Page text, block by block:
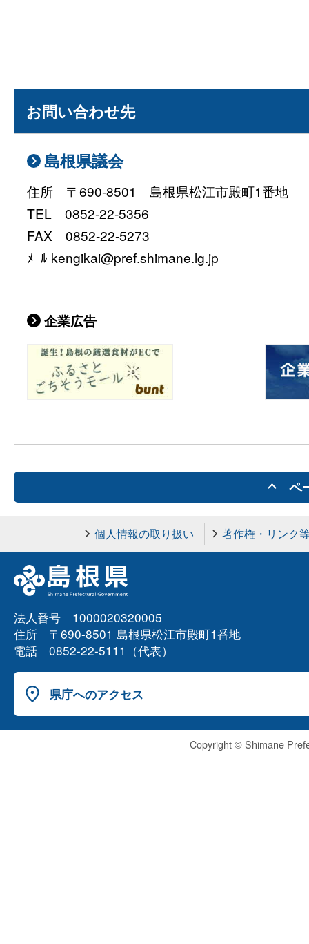
お問い合わせ先
島根県議会
住所 〒690-8501 島根県松江市殿町1番地
TEL 0852-22-5356
FAX 0852-22-5273
ﾒｰﾙ kengikai@pref.shimane.lg.jp
企業広告
ペ
個人情報の取り扱い 著作権・リンク
法人番号 1000020320005
住所 〒690-8501 島根県松江市殿町1番地
電話 0852-22-5111（代表）
県庁へのアクセス
Copyright © Shimane